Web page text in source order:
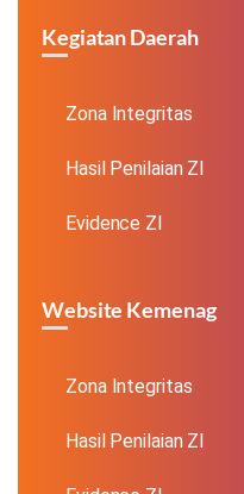
Kegiatan Daerah
Zona Integritas
Hasil Penilaian ZI
Evidence ZI
Website Kemenag
Zona Integritas
Hasil Penilaian ZI